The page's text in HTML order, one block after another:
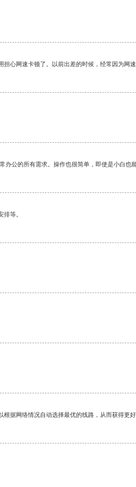
网速卡顿了。以前出差的时候，经常因为网
公的所有需求。操作也很简单，即使是小白也能
等。
据网络情况自动选择最优的线路，从而获得更好